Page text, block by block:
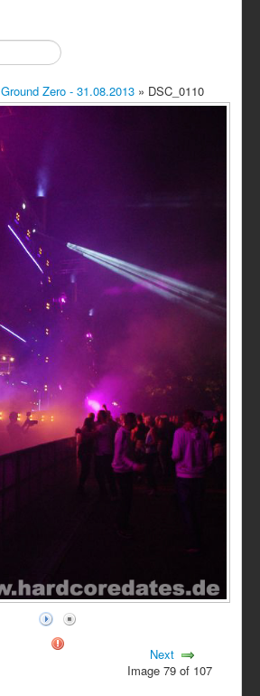
Ground Zero - 31.08.2013 » DSC_0110
Next
Image 79 of 107